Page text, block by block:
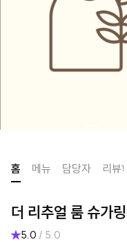
홈 메뉴 담당자 리뷰1
더 리추얼 룸 슈가
5.0 / 5.0